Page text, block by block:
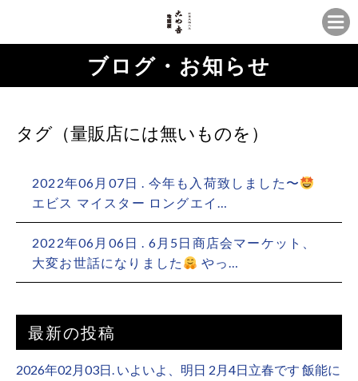
ブログ・お知らせ
タグ（量販店には無いものを）
2022年06月07日 . 今年も入荷致しました〜
エビス マイスター ロングエイ…
2022年06月06日 . 6月5日商店会マーケット、
大変お世話になりました
やっ…
最新の投稿
2026年02月03日. いよいよ、明日 2月4日立春です 飯能に